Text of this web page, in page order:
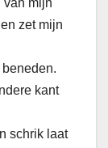
van mijn
zet mijn
kant
schrik laat